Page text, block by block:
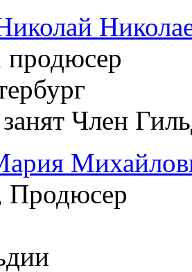
продюсер
Член
Продюсер